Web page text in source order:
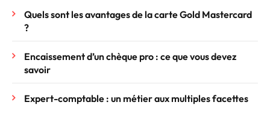
Quels sont les avantages de la carte Gold Mastercard
?
Encaissement d’un chèque pro : ce que vous devez
savoir
Expert-comptable : un métier aux multiples facettes